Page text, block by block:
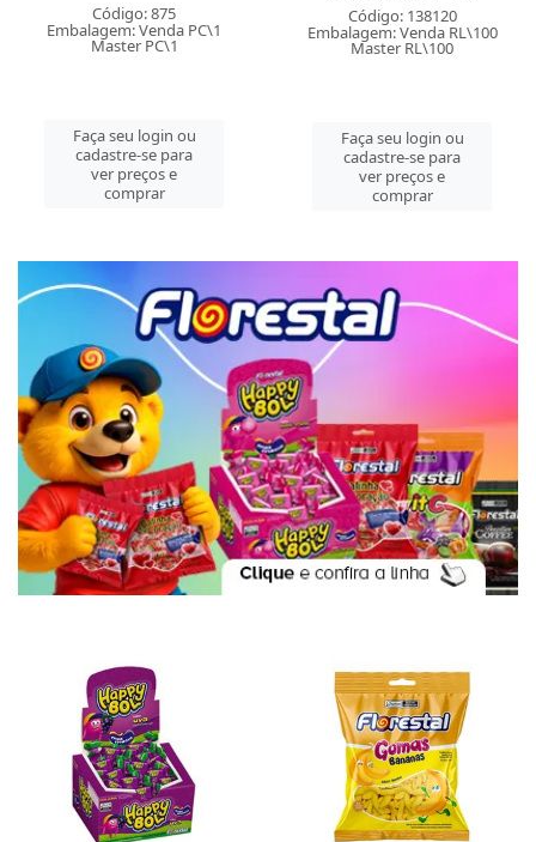
Código: 875
Embalagem: Venda PC\1
Master PC\1
Faça seu login ou
cadastre-se para
ver preços e
comprar
Código: 138120
Embalagem: Venda RL\100
Master RL\100
Faça seu login ou
cadastre-se para
ver preços e
comprar